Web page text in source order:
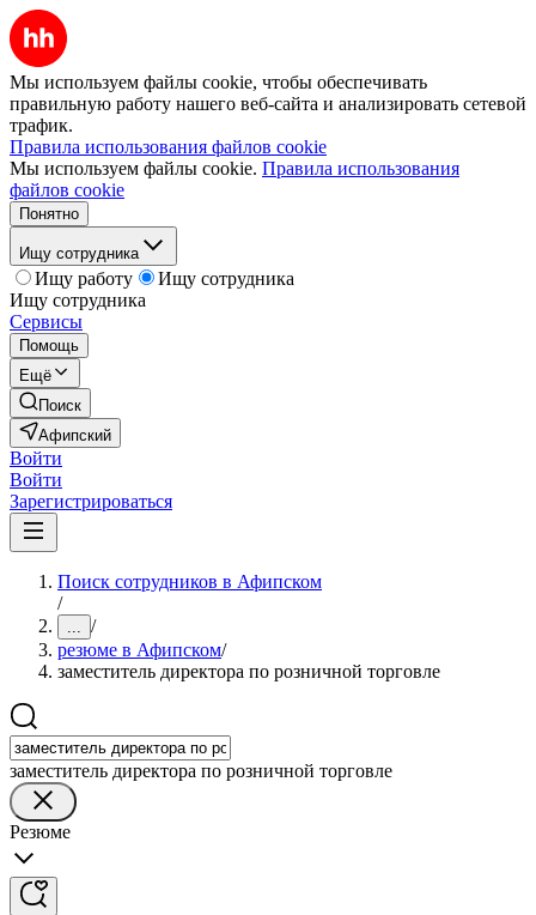
Мы используем файлы cookie, чтобы обеспечивать
правильную работу нашего веб-сайта и анализировать сетевой
трафик.
Правила использования файлов cookie
Мы используем файлы cookie. Правила использования
файлов cookie
Понятно
Ищу сотрудника
Ищу работу
Ищу сотрудника
Ищу сотрудника
Сервисы
Помощь
Ещё
Поиск
Афипский
Войти
Войти
Зарегистрироваться
Поиск сотрудников в Афипском
/
... /
резюме в Афипском/
заместитель директора по розничной торговле
заместитель директора по розничной торговле
Резюме